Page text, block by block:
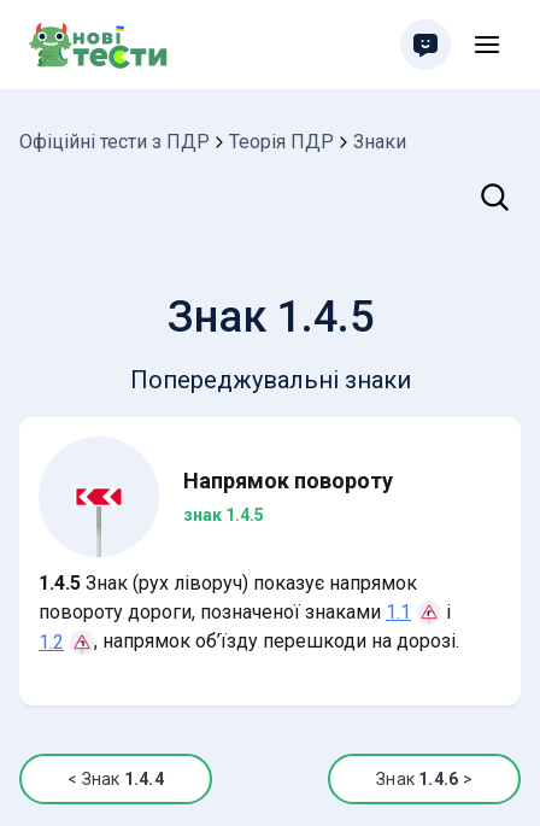
Офіційні тести з ПДР Теорія ПДР Знаки
Пошук
Знак 1.4.5
Попереджувальні знаки
Напрямок повороту
знак 1.4.5
1.4.5 Знак (рух ліворуч) показує напрямок
повороту дороги, позначеної знаками 1.1
і
1.2
, напрямок об’їзду перешкоди на дорозі.
< Знак 1.4.4 Знак 1.4.6 >